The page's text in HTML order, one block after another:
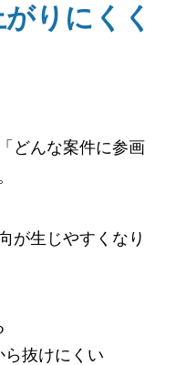
りにくく
どんな案件に参画
が生じやすくなり
抜けにくい